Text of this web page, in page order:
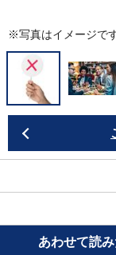
※写真はイメージで
あわせて読